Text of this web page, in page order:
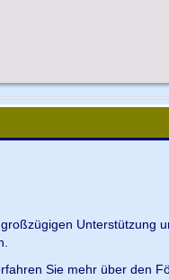
Unterstützung
Sie mehr über den